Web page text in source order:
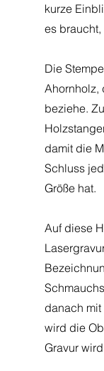
kurze
es
Die
Ahornholz,
beziehe.
damit die
Schluss
Größe hat.
Auf diese
danach
wird die
Gravur